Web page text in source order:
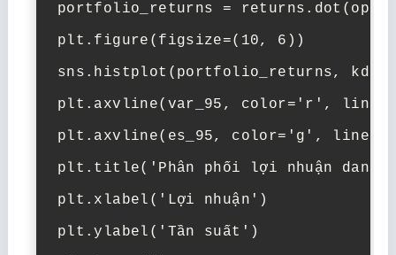
portfolio_returns =
plt.figure(figsize=(10, 6))
sns.histplot(portfolio_returns,
plt.axvline(var_95, color='r',
plt.axvline(es_95, color='g',
plt.title('Phân phối lợi nhuận danh
plt.xlabel('Lợi nhuận')
plt.ylabel('Tần suất')